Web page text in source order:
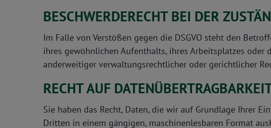
BESCHWERDE­RECHT BEI DER
Im Falle von Verstößen gegen die DSGVO steht den
ihres gewöhnlichen Aufenthalts, ihres Arbeitsplatzes oder
anderweitiger verwaltungsrechtlicher oder gerichtlicher
RECHT AUF
Sie haben das Recht, Daten, die wir auf Grundlage Ihrer
Dritten in einem gängigen, maschinenlesbaren Format